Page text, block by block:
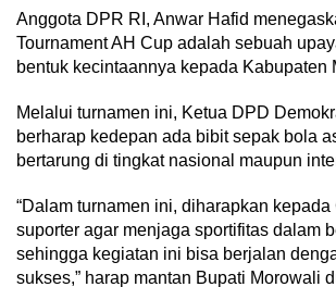
Anggota DPR RI, Anwar Hafid
Tournament AH Cup adalah sebuah
bentuk kecintaannya kepada Kabupaten
Melalui turnamen ini, Ketua DPD
berharap kedepan ada bibit sepak bola
bertarung di tingkat nasional maupun
“Dalam turnamen ini, diharapkan
suporter agar menjaga sportifitas dalam
sehingga kegiatan ini bisa berjalan
sukses,” harap mantan Bupati Morowali